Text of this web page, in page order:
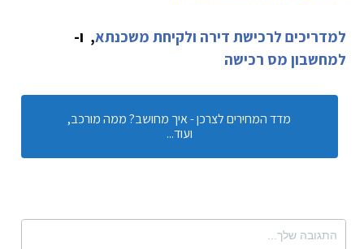
למדריכים לרכישת דירה ולקיחת משכנתא, ו-
למחשבון מס רכישה
מדד המחירים לצרכן - איך מחושב? ממה מורכב,
ועוד...